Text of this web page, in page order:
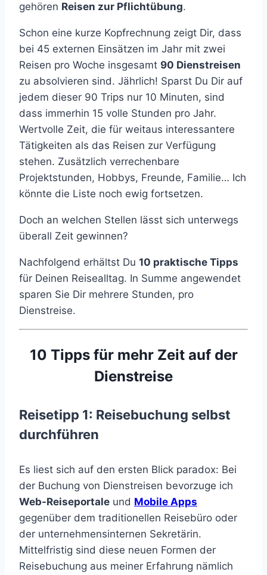
gehören Reisen zur Pflichtübung.
Schon eine kurze Kopfrechnung zeigt Dir, dass
bei 45 externen Einsätzen im Jahr mit zwei
Reisen pro Woche insgesamt 90 Dienstreisen
zu absolvieren sind. Jährlich! Sparst Du Dir auf
jedem dieser 90 Trips nur 10 Minuten, sind
dass immerhin 15 volle Stunden pro Jahr.
Wertvolle Zeit, die für weitaus interessantere
Tätigkeiten als das Reisen zur Verfügung
stehen. Zusätzlich verrechenbare
Projektstunden, Hobbys, Freunde, Familie… Ich
könnte die Liste noch ewig fortsetzen.
Doch an welchen Stellen lässt sich unterwegs
überall Zeit gewinnen?
Nachfolgend erhältst Du 10 praktische Tipps
für Deinen Reisealltag. In Summe angewendet
sparen Sie Dir mehrere Stunden, pro
Dienstreise.
10 Tipps für mehr Zeit auf der
Dienstreise
Reisetipp 1: Reisebuchung selbst
durchführen
Es liest sich auf den ersten Blick paradox: Bei
der Buchung von Dienstreisen bevorzuge ich
Web-Reiseportale und Mobile Apps
gegenüber dem traditionellen Reisebüro oder
der unternehmensinternen Sekretärin.
Mittelfristig sind diese neuen Formen der
Reisebuchung aus meiner Erfahrung nämlich